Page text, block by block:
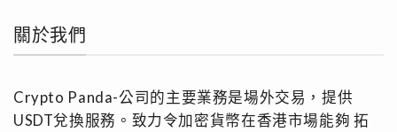
關於我們
Crypto Panda-公司的主要業務是場外交易，提供
USDT兌換服務。致⼒令加密貨幣在香港市場能夠 拓